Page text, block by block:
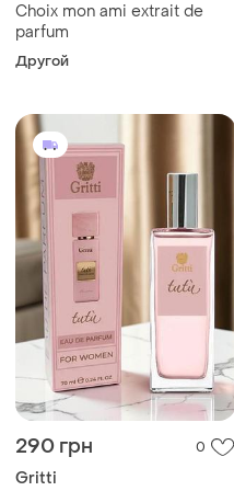
Choix mon ami extrait de
parfum
Другой
290 грн 0
Gritti